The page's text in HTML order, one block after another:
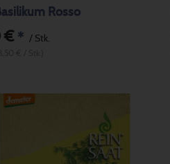
Rosso
€* / Stk.